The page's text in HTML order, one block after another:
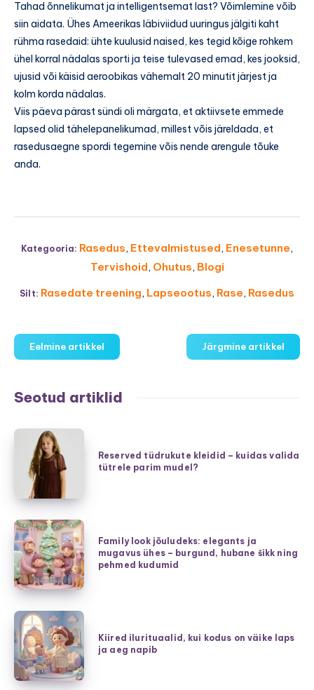
Tahad õnnelikumat ja intelligentsemat last? Võimlemine võib
siin aidata. Ühes Ameerikas läbiviidud uuringus jälgiti kaht
rühma rasedaid: ühte kuulusid naised, kes tegid kõige rohkem
ühel korral nädalas sporti ja teise tulevased emad, kes jooksid,
ujusid või käisid aeroobikas vähemalt 20 minutit järjest ja
kolm korda nädalas.
Viis päeva pärast sündi oli märgata, et aktiivsete emmede
lapsed olid tähelepanelikumad, millest võis järeldada, et
rasedusaegne spordi tegemine võis nende arengule tõuke
anda.
Kategooria: Rasedus, Ettevalmistused, Enesetunne,
Tervishoid, Ohutus, Blogi
Silt: Rasedate treening, Lapseootus, Rase, Rasedus
Eelmine artikkel Järgmine artikkel
Seotud artiklid
Reserved
tüdrukute
kleidid
kuidas
valida
tütrele
parim
mudel?
Reserved tüdrukute kleidid – kuidas valida
tütrele parim mudel?
Family
look
jõuludeks:
elegants
mugavus
ühes
burgund,
hubane
Family look jõuludeks: elegants ja
mugavus ühes – burgund, hubane šikk ning
pehmed kudumid
Kiired
ilurituaalid,
kui
kodus
Kiired ilurituaalid, kui kodus on väike laps
ja aeg napib